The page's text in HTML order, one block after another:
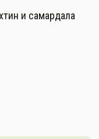
и самардала